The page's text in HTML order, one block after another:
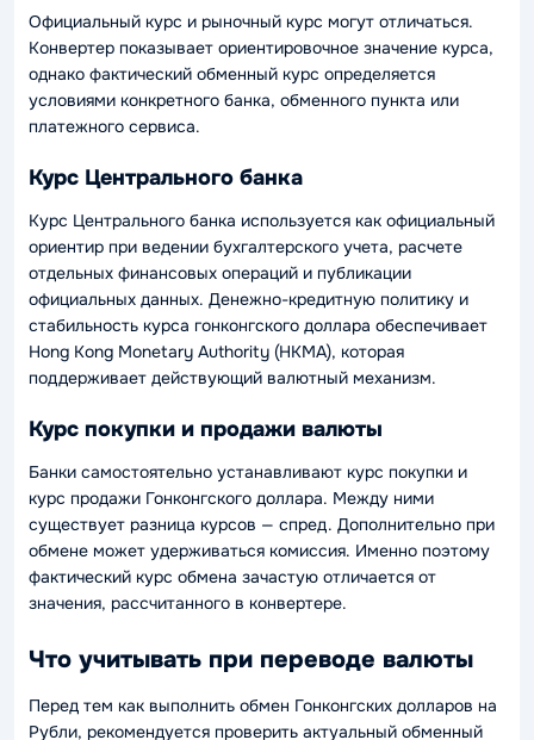
Официальный курс и рыночный курс могут отличаться.
Конвертер показывает ориентировочное значение курса,
однако фактический обменный курс определяется
условиями конкретного банка, обменного пункта или
платежного сервиса.
Курс Центрального банка
Курс Центрального банка используется как официальный
ориентир при ведении бухгалтерского учета, расчете
отдельных финансовых операций и публикации
официальных данных. Денежно-кредитную политику и
стабильность курса гонконгского доллара обеспечивает
Hong Kong Monetary Authority (HKMA), которая
поддерживает действующий валютный механизм.
Курс покупки и продажи валюты
Банки самостоятельно устанавливают курс покупки и
курс продажи Гонконгского доллара. Между ними
существует разница курсов — спред. Дополнительно при
обмене может удерживаться комиссия. Именно поэтому
фактический курс обмена зачастую отличается от
значения, рассчитанного в конвертере.
Что учитывать при переводе валюты
Перед тем как выполнить обмен Гонконгских долларов на
Рубли, рекомендуется проверить актуальный обменный